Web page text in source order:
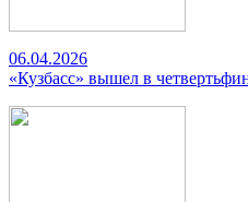
06.04.2026
«Кузбасс» вышел в